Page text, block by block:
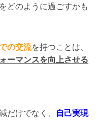
どのように過ごすかも
の交流を持つことは、
ーマンスを向上させる
だけでなく、 自己実現